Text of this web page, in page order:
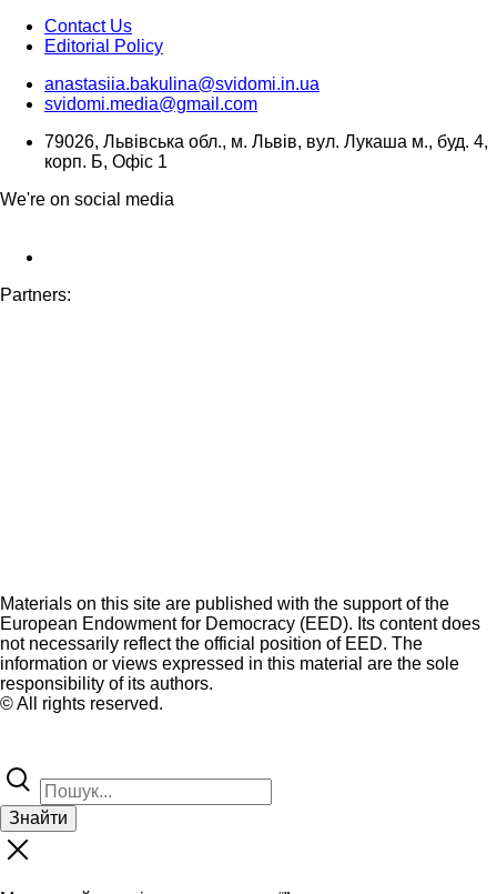
Contact Us
Editorial Policy
anastasiia.bakulina@svidomi.in.ua
svidomi.media@gmail.com
79026, Львівська обл., м. Львів, вул. Лукаша м., буд. 4,
корп. Б, Офіс 1
We're on social media
Partners:
Materials on this site are published with the support of the
European Endowment for Democracy (EED). Its content does
not necessarily reflect the official position of EED. The
information or views expressed in this material are the sole
responsibility of its authors.
© All rights reserved.
Знайти